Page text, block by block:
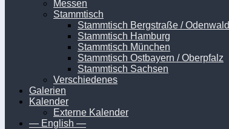
Messen
Stammtisch
Stammtisch Bergstraße / Odenwald
Stammtisch Hamburg
Stammtisch München
Stammtisch Ostbayern / Oberpfalz
Stammtisch Sachsen
Verschiedenes
Galerien
Kalender
Externe Kalender
— English —